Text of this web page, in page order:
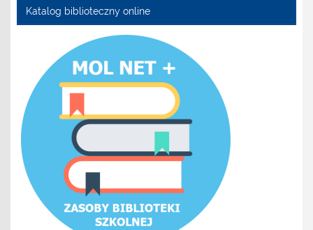
Katalog biblioteczny online